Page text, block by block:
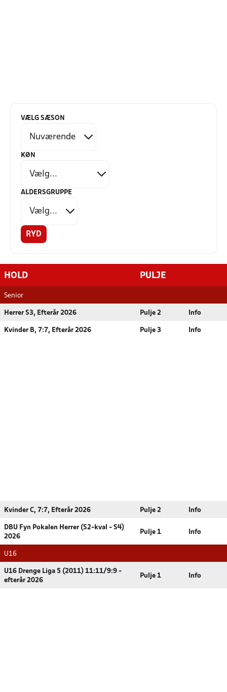
VÆLG SÆSON
KØN
ALDERSGRUPPE
RYD
HOLD PULJE
Senior
Herrer S3, Efterår 2026 Pulje 2 Info
Kvinder B, 7:7, Efterår 2026 Pulje 3 Info
Kvinder C, 7:7, Efterår 2026 Pulje 2 Info
DBU Fyn Pokalen Herrer (S2-kval - S4)
2026
Pulje 1 Info
U16
U16 Drenge Liga 5 (2011) 11:11/9:9 -
efterår 2026
Pulje 1 Info